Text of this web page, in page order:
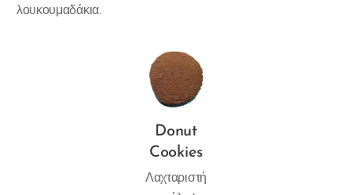
λουκουμαδάκια.
Donut
Cookies
Λαχταριστή